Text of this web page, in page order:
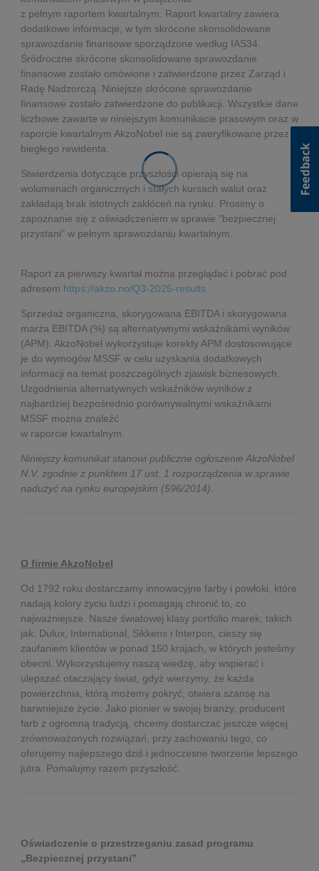
z pełnym raportem kwartalnym. Raport kwartalny zawiera
dodatkowe informacje, w tym skrócone skonsolidowane
sprawozdanie finansowe sporządzone według IAS34.
Śródroczne skrócone skonsolidowane sprawozdanie
finansowe zostało omówione i zatwierdzone przez Zarząd i
Radę Nadzorczą. Niniejsze skrócone sprawozdanie
finansowe zostało zatwierdzone do publikacji. Wszystkie dane
liczbowe zawarte w niniejszym komunikacie prasowym oraz w
raporcie kwartalnym AkzoNobel nie są zweryfikowane przez
biegłego rewidenta.
Stwierdzenia dotyczące przyszłości opierają się na
wolumenach organicznych i stałych kursach walut oraz
zakładają brak istotnych zakłóceń na rynku. Prosimy o
zapoznanie się z oświadczeniem w sprawie "bezpiecznej
przystani" w pełnym sprawozdaniu kwartalnym.
Raport za pierwszy kwartał można przeglądać i pobrać pod
adresem https://akzo.no/Q3-2025-results
Sprzedaż organiczna, skorygowana EBITDA i skorygowana
marża EBITDA (%) są alternatywnymi wskaźnikami wyników
(APM). AkzoNobel wykorzystuje korekty APM dostosowujące
je do wymogów MSSF w celu uzyskania dodatkowych
informacji na temat poszczególnych zjawisk biznesowych.
Uzgodnienia alternatywnych wskaźników wyników z
najbardziej bezpośrednio porównywalnymi wskaźnikami
MSSF można znaleźć
w raporcie kwartalnym.
Niniejszy komunikat stanowi publiczne ogłoszenie AkzoNobel
N.V. zgodnie z punktem 17 ust. 1 rozporządzenia w sprawie
nadużyć na rynku europejskim (596/2014).
O firmie AkzoNobel
Od 1792 roku dostarczamy innowacyjne farby i powłoki, które
nadają kolory życiu ludzi i pomagają chronić to, co
najważniejsze. Nasze światowej klasy portfolio marek, takich
jak: Dulux, International, Sikkens i Interpon, cieszy się
zaufaniem klientów w ponad 150 krajach, w których jesteśmy
obecni. Wykorzystujemy naszą wiedzę, aby wspierać i
ulepszać otaczający świat, gdyż wierzymy, że każda
powierzchnia, którą możemy pokryć, otwiera szansę na
barwniejsze życie. Jako pionier w swojej branży, producent
farb z ogromną tradycją, chcemy dostarczać jeszcze więcej
zrównoważonych rozwiązań, przy zachowaniu tego, co
oferujemy najlepszego dziś i jednoczesne tworzenie lepszego
jutra. Pomalujmy razem przyszłość.
Oświadczenie o przestrzeganiu zasad programu
„Bezpiecznej przystani”